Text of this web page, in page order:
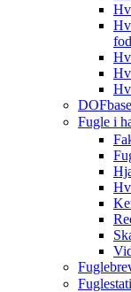
Fugle i